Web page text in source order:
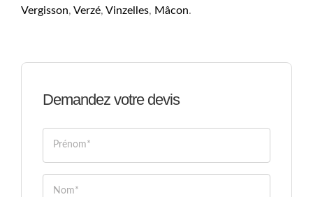
Vergisson, Verzé, Vinzelles, Mâcon.
Demandez votre devis